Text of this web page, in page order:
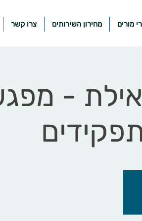
מורים מחירון השירותים צרו קשר
אילת -